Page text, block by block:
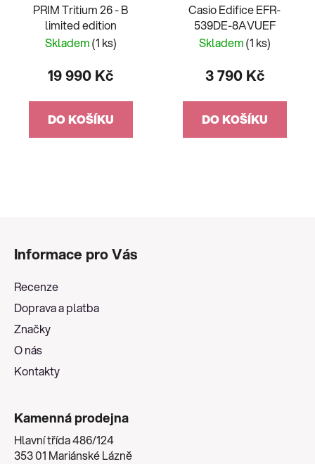
PRIM Tritium 26 - B
limited edition
Skladem(1 ks)
19 990 Kč
DO KOŠÍKU
Casio Edifice EFR-
539DE-8AVUEF
Skladem(1 ks)
3 790 Kč
DO KOŠÍKU
Informace pro Vás
Recenze
Doprava a platba
Značky
O nás
Kontakty
Kamenná prodejna
Hlavní třída 486/124
353 01 Mariánské Lázně